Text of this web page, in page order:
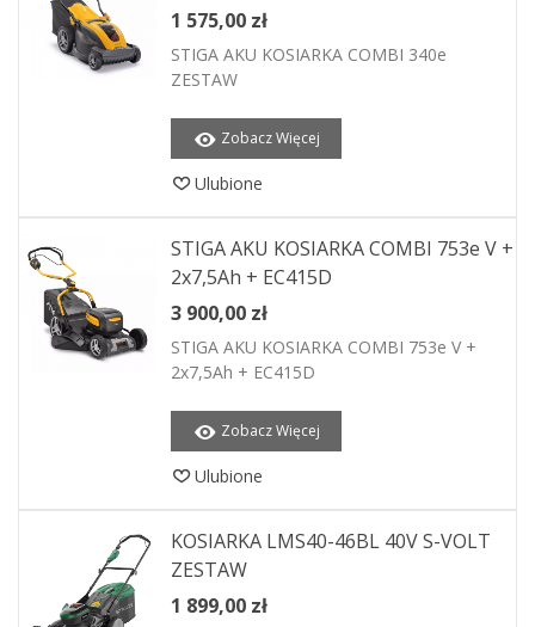
1 575,00 zł
STIGA AKU KOSIARKA COMBI 340e
ZESTAW
Zobacz Więcej
Ulubione
STIGA AKU KOSIARKA COMBI 753e V +
2x7,5Ah + EC415D
3 900,00 zł
STIGA AKU KOSIARKA COMBI 753e V +
2x7,5Ah + EC415D
Zobacz Więcej
Ulubione
KOSIARKA LMS40-46BL 40V S-VOLT
ZESTAW
1 899,00 zł